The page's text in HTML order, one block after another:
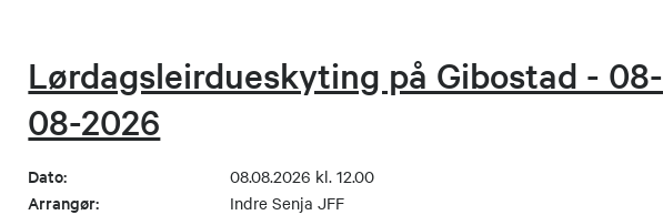
Lørdagsleirdueskyting på Gibostad - 08-
08-2026
Dato: 08.08.2026 kl. 12.00
Arrangør: Indre Senja JFF